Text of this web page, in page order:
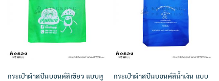
กระเป๋าผ้าสปันบอนด์สีเขียว แบบหู
กระเป๋าผ้าสปันบอนด์สีน้ำเงิน แบบ